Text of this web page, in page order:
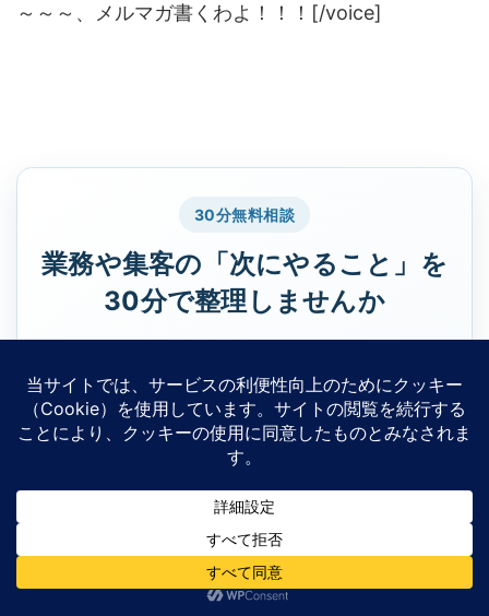
～～～、メルマガ書くわよ！！！[/voice]
30分無料相談
業務や集客の「次にやること」を
30分で整理しませんか
着手すべきか迷っている方へ。現状の課題を伺い、
優先順位と小さく始める方法を一緒に整理します。
相談分野が決まっていなくても大丈夫です
一人社長・小規模事業者のご相談に対応します